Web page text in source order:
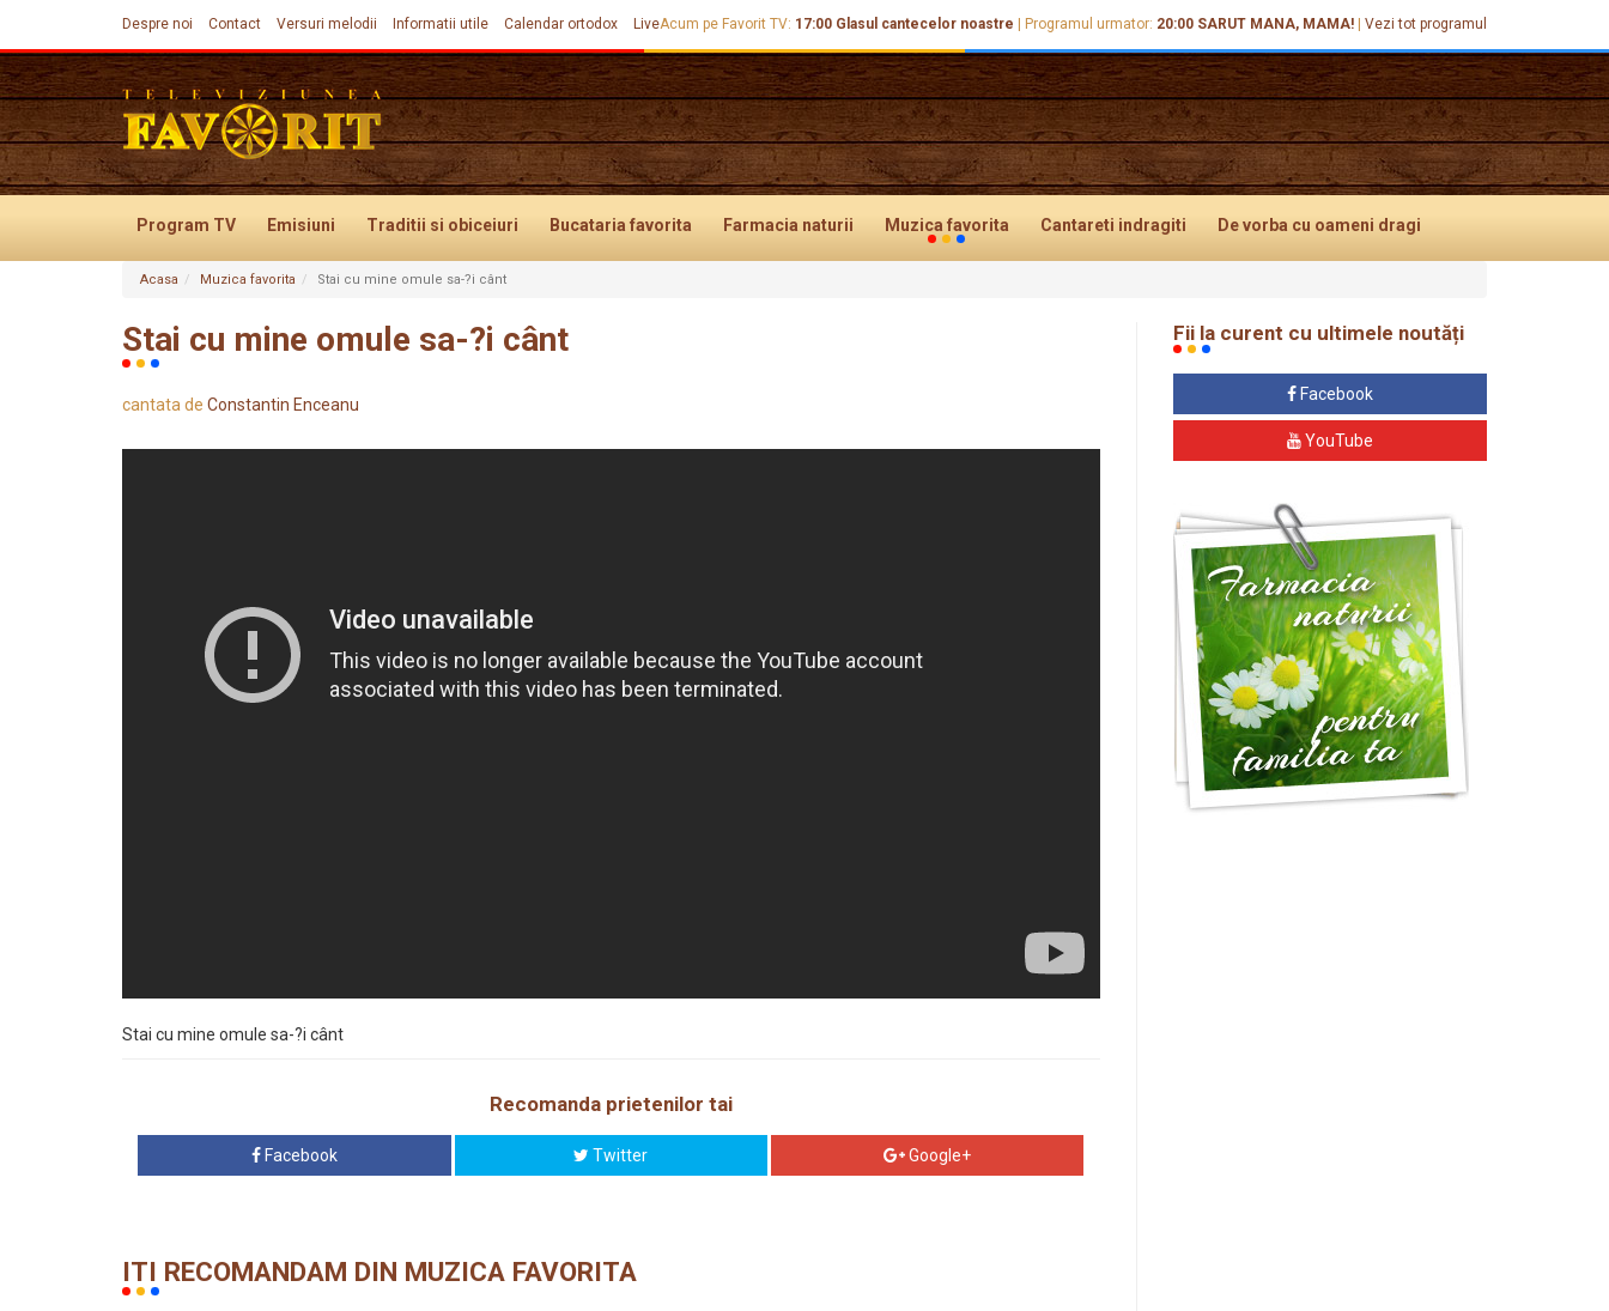
Despre noi Contact Versuri melodii Informatii utile Calendar ortodox LiveAcum pe Favorit TV: 17:00 Glasul cantecelor noastre Programul urmator: 20:00 SARUT MANA, MAMA! Vezi tot programul
Program TV Emisiuni Traditii si obiceiuri Bucataria favorita Farmacia naturii Muzica favorita Cantareti indragiti De vorba cu oameni dragi
Evenimente
Acasa Muzica favorita Stai cu mine omule sa-?i cânt
Stai cu mine omule sa-?i cânt
cantata de Constantin Enceanu
Stai cu mine omule sa-?i cânt
Recomanda prietenilor tai
Facebook Twitter Google+
ITI RECOMANDAM DIN MUZICA FAVORITA
Fii la curent cu ultimele noutăți
Facebook
YouTube